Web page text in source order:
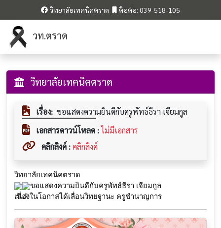
วิทยาลัยเทคนิคตราด ติอต่อ: 039-518-105
วท.ตราด
วิทยาลัยเทคนิคตราด
เรื่อง: ขอแสดงความยินดีกับครูพัทธ์ธีรา เจียมกูล
เอกสารดาวน์โหลด : ไม่มีเอกสาร
คลิกลิงค์ :คลิกลิงค์
วิทยาลัยเทคนิคตราด
ขอแสดงความยินดีกับครูพัทธ์ธีรา เจียมกูล
เนื่องในโอกาสได้เลื่อนวิทยฐานะ ครูชำนาญการ